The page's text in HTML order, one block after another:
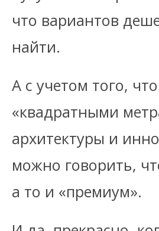
что вариантов
найти.
А с учетом того,
«квадратными
архитектуры и
можно говорить,
а то и «премиум».